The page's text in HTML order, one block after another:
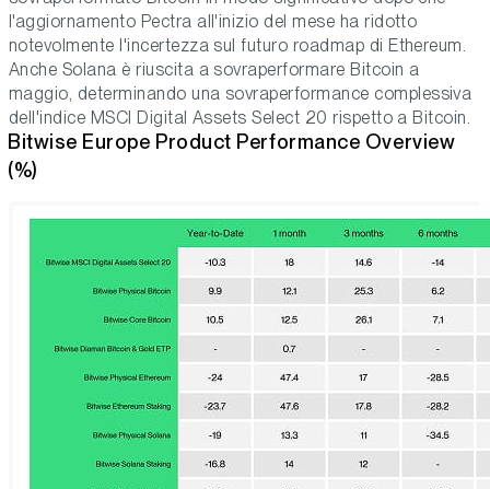
l'aggiornamento Pectra all'inizio del mese ha ridotto
notevolmente l'incertezza sul futuro roadmap di Ethereum.
Anche Solana è riuscita a sovraperformare Bitcoin a
maggio, determinando una sovraperformance complessiva
dell'indice MSCI Digital Assets Select 20 rispetto a Bitcoin.
Bitwise Europe Product Performance Overview
(%)